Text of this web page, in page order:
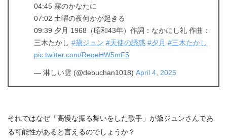
04:45 霧のかなたに
07:02 土曜の夜何かが起きる
09:39 夕月 1968（昭和43年）作詞：なかにし礼 作曲：
三木たかし #黛ジュン #天使の誘惑 #夕月 #三木たかし
pic.twitter.com/ReqeHW5mF5
— 淋しい雲 (@debuchan1018) April 4, 2025
それではなぜ「高慢な振る舞いをした歌手」が黛ジュンさんであ
る可能性があると言えるのでしょうか？